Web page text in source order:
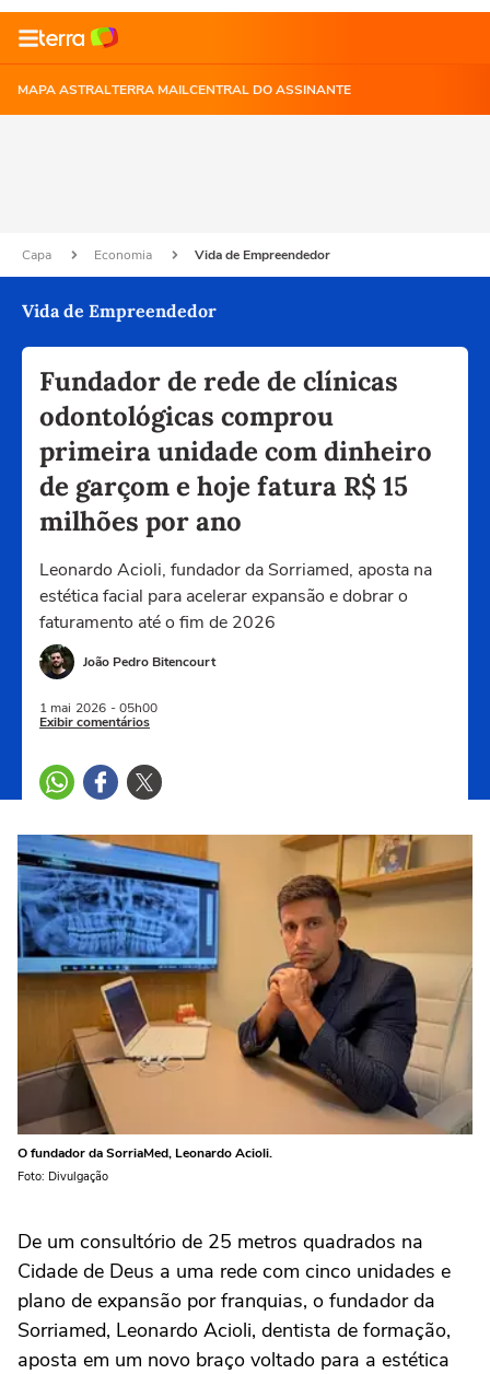
MAPA ASTRALTERRA MAILCENTRAL DO ASSINANTE
Capa Economia Vida de Empreendedor
Vida de Empreendedor
Fundador de rede de clínicas
odontológicas comprou
primeira unidade com dinheiro
de garçom e hoje fatura R$ 15
milhões por ano
Leonardo Acioli, fundador da Sorriamed, aposta na
estética facial para acelerar expansão e dobrar o
faturamento até o fim de 2026
João Pedro Bitencourt
1 mai 2026 - 05h00
Exibir comentários
O fundador da SorriaMed, Leonardo Acioli.
Foto: Divulgação
De um consultório de 25 metros quadrados na
Cidade de Deus a uma rede com cinco unidades e
plano de expansão por franquias, o fundador da
Sorriamed, Leonardo Acioli, dentista de formação,
aposta em um novo braço voltado para a estética